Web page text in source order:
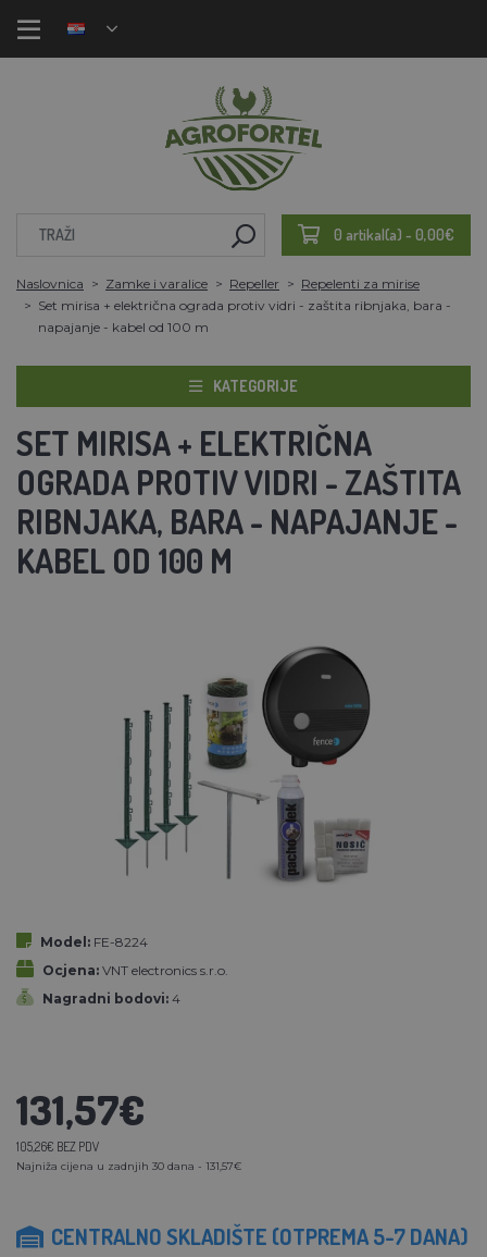
0 artikal(a) - 0,00€
Naslovnica Zamke i varalice Repeller
Repelenti za mirise
Set mirisa + električna ograda protiv vidri - zaštita ribnjaka, bara -
napajanje - kabel od 100 m
KATEGORIJE
SET MIRISA + ELEKTRIČNA
OGRADA PROTIV VIDRI - ZAŠTITA
RIBNJAKA, BARA - NAPAJANJE -
KABEL OD 100 M
Model: FE-8224
Ocjena: VNT electronics s.r.o.
Nagradni bodovi: 4
131,57€
105,26€ BEZ PDV
Najniža cijena u zadnjih 30 dana - 131,57€
CENTRALNO SKLADIŠTE (OTPREMA 5-7 DANA)